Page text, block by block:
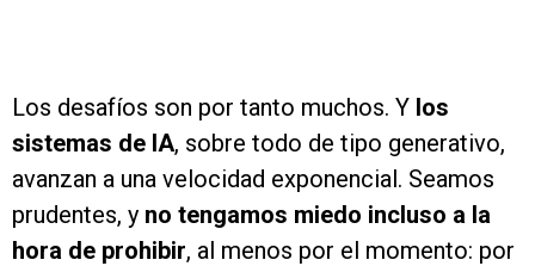
Los desafíos son por tanto muchos. Y los
sistemas de IA, sobre todo de tipo generativo,
avanzan a una velocidad exponencial. Seamos
prudentes, y no tengamos miedo incluso a la
hora de prohibir, al menos por el momento: por